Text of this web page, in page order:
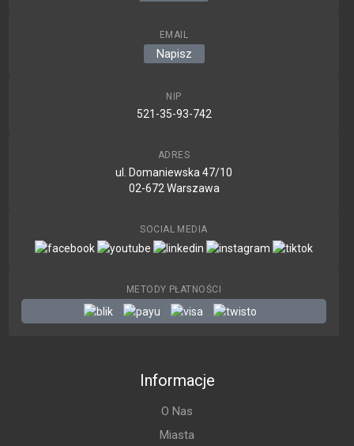
EMAIL
Napisz
NIP
521-35-93-742
ADRES
ul. Domaniewska 47/10
02-672 Warszawa
SOCIAL MEDIA
METODY PŁATNOŚCI
Informacje
O Nas
Miasta